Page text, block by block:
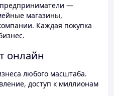
—
магазины,
Каждая покупка
онлайн
любого масштаба.
доступ к миллионам